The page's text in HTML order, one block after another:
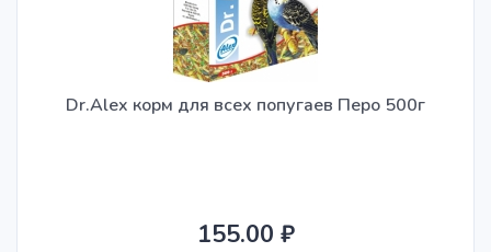
Dr.Alex корм для всех попугаев Перо 500г
155.00 ₽